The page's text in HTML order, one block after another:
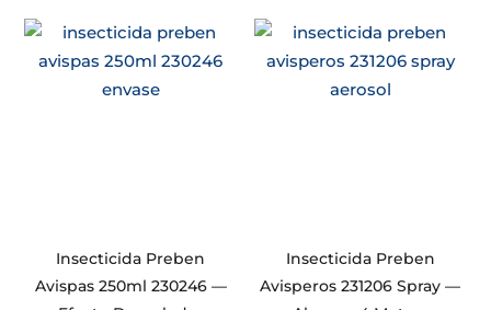
Insecticida Preben
Avispas 250ml 230246 —
Insecticida Preben
Avisperos 231206 Spray —